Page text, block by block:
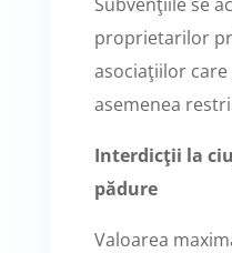
proprietarilor
asociaţiilor
asemenea
Interdicţii la
pădure
Valoarea